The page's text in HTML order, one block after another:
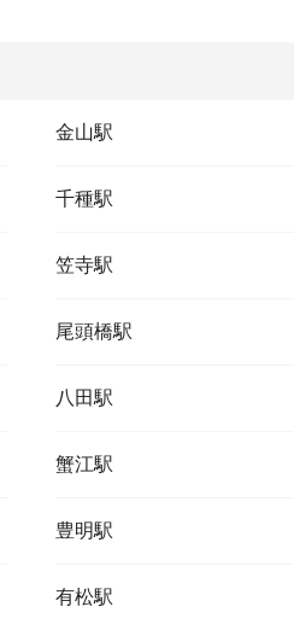
金山駅
千種駅
笠寺駅
尾頭橋駅
八田駅
蟹江駅
豊明駅
有松駅